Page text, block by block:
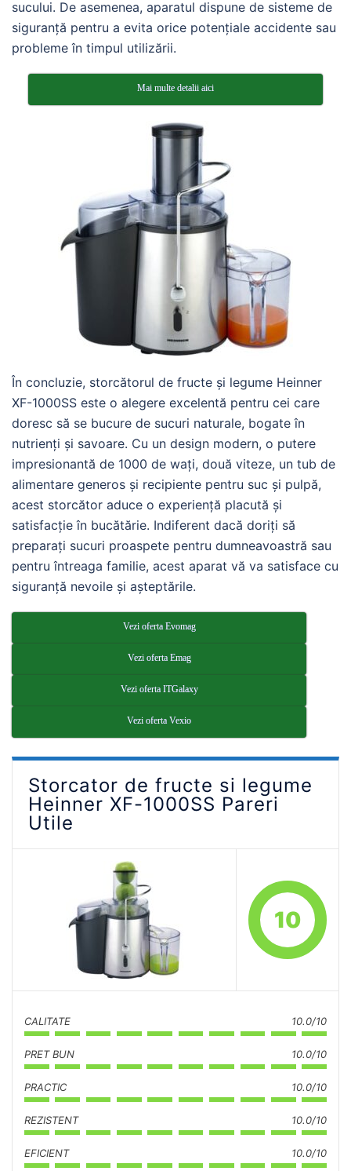
sucului. De asemenea, aparatul dispune de sisteme de
siguranță pentru a evita orice potențiale accidente sau
probleme în timpul utilizării.
Mai multe detalii aici
În concluzie, storcătorul de fructe și legume Heinner
XF-1000SS este o alegere excelentă pentru cei care
doresc să se bucure de sucuri naturale, bogate în
nutrienți și savoare. Cu un design modern, o putere
impresionantă de 1000 de wați, două viteze, un tub de
alimentare generos și recipiente pentru suc și pulpă,
acest storcător aduce o experiență placută și
satisfacție în bucătărie. Indiferent dacă doriți să
preparați sucuri proaspete pentru dumneavoastră sau
pentru întreaga familie, acest aparat vă va satisface cu
siguranță nevoile și așteptările.
Vezi oferta Evomag
Vezi oferta Emag
Vezi oferta ITGalaxy
Vezi oferta Vexio
Storcator de fructe si legume
Heinner XF-1000SS Pareri
Utile
10
CALITATE 10.0/10
PRET BUN 10.0/10
PRACTIC 10.0/10
REZISTENT 10.0/10
EFICIENT 10.0/10